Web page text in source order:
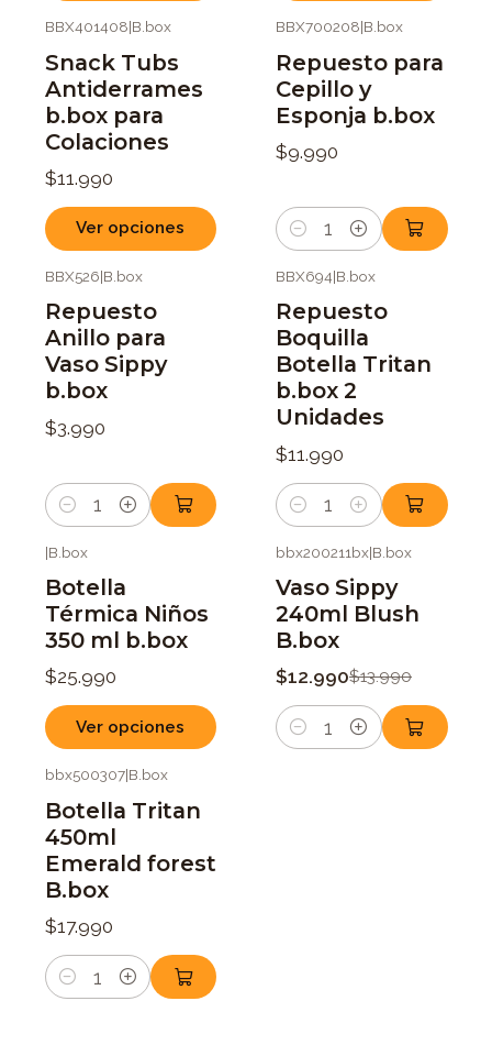
BBX401408|B.box
Snack Tubs
Antiderrames
b.box para
Colaciones
$11.990
Ver opciones
BBX700208|B.box
Repuesto para
Cepillo y
Esponja b.box
$9.990
Cantidad
BBX526|B.box
Repuesto
Anillo para
Vaso Sippy
b.box
$3.990
Cantidad
BBX694|B.box
Repuesto
Boquilla
Botella Tritan
b.box 2
Unidades
$11.990
Cantidad
|B.box
Botella
Térmica Niños
350 ml b.box
$25.990
Ver opciones
bbx200211bx|B.box
Vaso Sippy
240ml Blush
B.box
$12.990$13.990
Cantidad
bbx500307|B.box
Botella Tritan
450ml
Emerald forest
B.box
$17.990
Cantidad